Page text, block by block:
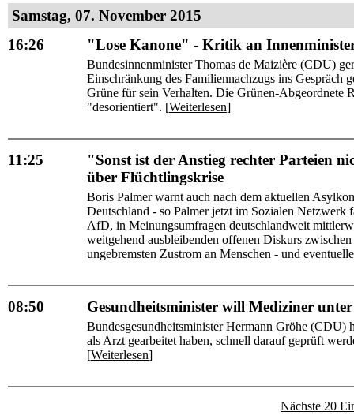
Samstag, 07. November 2015
16:26
"Lose Kanone" - Kritik an
Bundesinnenminister Thomas de Maizière (CDU)
Einschränkung des Familiennachzugs ins Gespräch
Grüne für sein Verhalten. Die Grünen-Abgeordnete
"desorientiert". [Weiterlesen]
11:25
"Sonst ist der Anstieg rechter Parteien
über Flüchtlingskrise
Boris Palmer warnt auch nach dem aktuellen
Deutschland - so Palmer jetzt im Sozialen
AfD, in Meinungsumfragen deutschlandweit
weitgehend ausbleibenden offenen Diskurs
ungebremsten Zustrom an Menschen - und
08:50 Gesundheitsminister will Mediziner
Bundesgesundheitsminister Hermann Gröhe (CDU)
als Arzt gearbeitet haben, schnell darauf geprüft
[Weiterlesen]
Nächste 20